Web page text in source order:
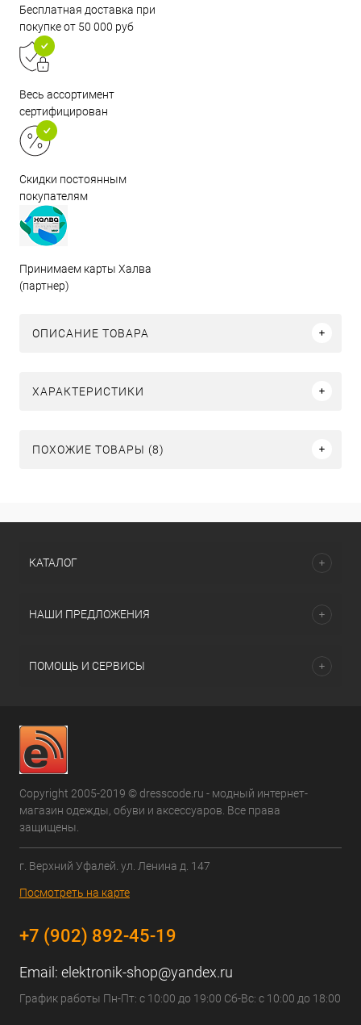
Бесплатная доставка при
покупке от 50 000 руб
Весь ассортимент
сертифицирован
Скидки постоянным
покупателям
Принимаем карты Халва
(партнер)
ОПИСАНИЕ ТОВАРА
ХАРАКТЕРИСТИКИ
ПОХОЖИЕ ТОВАРЫ (8)
КАТАЛОГ
НАШИ ПРЕДЛОЖЕНИЯ
ПОМОЩЬ И СЕРВИСЫ
Copyright 2005-2019 © dresscode.ru - модный интернет-
магазин одежды, обуви и аксессуаров. Все права
защищены.
г. Верхний Уфалей. ул. Ленина д. 147
Посмотреть на карте
+7 (902) 892-45-19
Email: elektronik-shop@yandex.ru
График работы Пн-Пт: с 10:00 до 19:00 Сб-Вс: с 10:00 до 18:00